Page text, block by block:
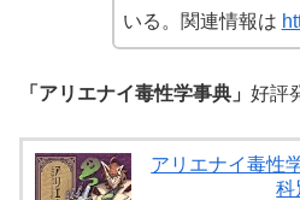
いる。関連情報は
「アリエナイ毒性学事典」 好評
アリエナイ毒性
科